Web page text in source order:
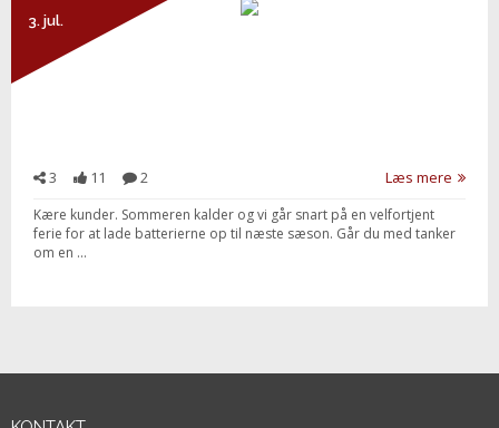
3. jul.
3 11 2 Læs mere
Kære kunder. Sommeren kalder og vi går snart på en velfortjent
ferie for at lade batterierne op til næste sæson. Går du med tanker
om en ...